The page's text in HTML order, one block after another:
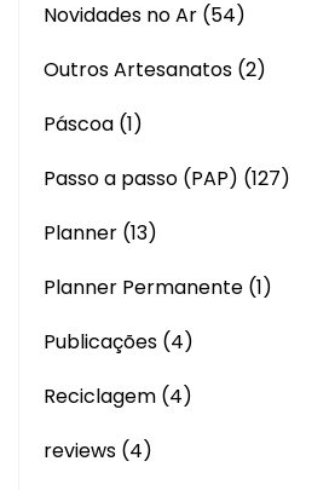
Novidades no Ar (54)
Outros Artesanatos (2)
Páscoa (1)
Passo a passo (PAP) (127)
Planner (13)
Planner Permanente (1)
Publicações (4)
Reciclagem (4)
reviews (4)